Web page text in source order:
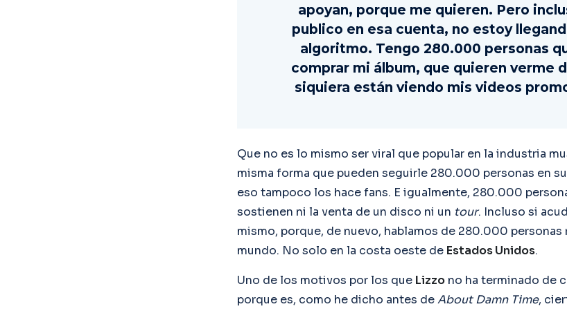
apoyan, porque me quieren. Pero
publico en esa cuenta, no estoy
algoritmo. Tengo 280.000 personas
comprar mi álbum, que quieren verme
siquiera están viendo mis videos
Que no es lo mismo ser viral que popular en la industria
misma forma que pueden seguirle 280.000 personas en
eso tampoco los hace fans. E igualmente, 280.000
sostienen ni la venta de un disco ni un tour. Incluso si
mismo, porque, de nuevo, hablamos de 280.000
mundo. No solo en la costa oeste de Estados Unidos.
Uno de los motivos por los que Lizzo no ha terminado de
porque es, como he dicho antes deAbout Damn Time,